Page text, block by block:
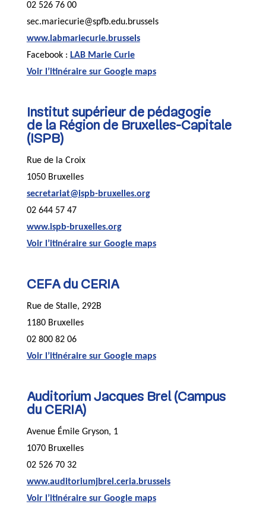
02 526 76 00
sec.mariecurie@spfb.edu.brussels
www.labmariecurie.brussels
Facebook : LAB Marie Curie
Voir l’itinéraire sur Google maps
Institut supérieur de pédagogie
de la Région de Bruxelles-Capitale
(ISPB)
Rue de la Croix
1050 Bruxelles
secretariat@ispb-bruxelles.org
02 644 57 47
www.ispb-bruxelles.org
Voir l’itinéraire sur Google maps
CEFA du CERIA
Rue de Stalle, 292B
1180 Bruxelles
02 800 82 06
Voir l’itinéraire sur Google maps
Auditorium Jacques Brel (Campus
du CERIA)
Avenue Émile Gryson, 1
1070 Bruxelles
02 526 70 32
www.auditoriumjbrel.ceria.brussels
Voir l’itinéraire sur Google maps